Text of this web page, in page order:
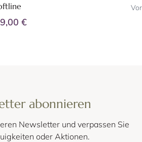
€
abonnieren
Newsletter und verpassen Sie
oder Aktionen.